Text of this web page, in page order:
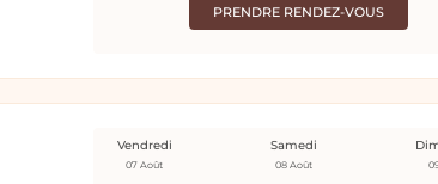
PRENDRE RENDEZ-VOUS
Vendredi
07 Août
Samedi
08 Août